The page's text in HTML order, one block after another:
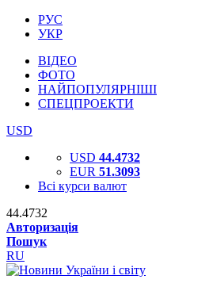
РУС
УКР
ВІДЕО
ФОТО
НАЙПОПУЛЯРНІШІ
СПЕЦПРОЕКТИ
USD
USD 44.4732
EUR 51.3093
Всі курси валют
44.4732
Авторизація
Пошук
RU